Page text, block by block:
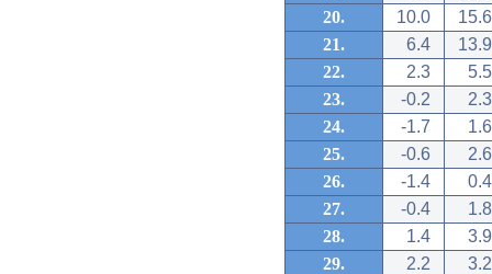
20.
10.0
15.6
21.
6.4
13.9
22.
2.3
5.5
23.
-0.2
2.3
24.
-1.7
1.6
25.
-0.6
2.6
26.
-1.4
0.4
27.
-0.4
1.8
28.
1.4
3.9
29.
2.2
3.2